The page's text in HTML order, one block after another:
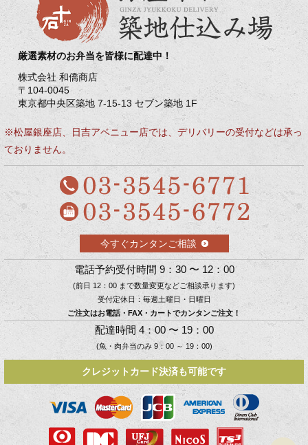
厳選素材のお弁当を皆様に配達中！
株式会社 和僑商店
〒104-0045
東京都中央区築地 7-15-13 セブン築地 1F
※松屋銀座店、日吉アベニュー店では、デリバリーの受付などは承っ
ておりません。
今すぐカンタンご相談
電話予約受付時間 9：30 〜 12：00
(前日 12：00 まで数量変更などご相談承ります)
受付定休日：毎週土曜日・日曜日
ご注文はお電話・FAX・カートでカンタンご注文！
配達時間 4：00 〜 19：00
(魚・肉弁当のみ 9：00 ～ 19：00)
クレジットカード決済も可能です